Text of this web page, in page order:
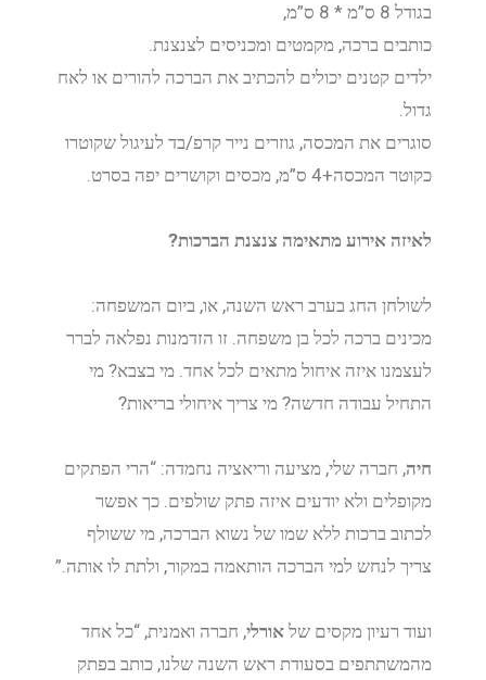
בגודל 8 ס”מ * 8 ס”מ,
כותבים ברכה, מקמטים ומכניסים לצנצנת.
ילדים קטנים יכולים להכתיב את הברכה להורים או לאח
גדול.
סוגרים את המכסה, גוזרים נייר קרפ/בד לעיגול שקוטרו
כקוטר המכסה+4 ס”מ, מכסים וקושרים יפה בסרט.
לאיזה אירוע מתאימה צנצנת הברכות?
לשולחן החג בערב ראש השנה, או, ביום המשפחה:
מכינים ברכה לכל בן משפחה. זו הזדמנות נפלאה לברר
לעצמנו איזה איחול מתאים לכל אחד. מי בצבא? מי
התחיל עבודה חדשה? מי צריך איחולי בריאות?
חיה, חברה שלי, מציעה וריאציה נחמדה: “הרי הפתקים
מקופלים ולא יודעים איזה פתק שולפים. כך אפשר
לכתוב ברכות ללא שמו של נשוא הברכה, מי ששולף
צריך לנחש למי הברכה הותאמה במקור, ולתת לו אותה.”
ועוד רעיון מקסים של אורלי, חברה ואמנית, “כל אחד
מהמשתתפים בסעודת ראש השנה שלנו, כותב בפתק